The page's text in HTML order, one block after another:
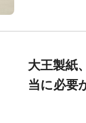
大王製紙
当に必要